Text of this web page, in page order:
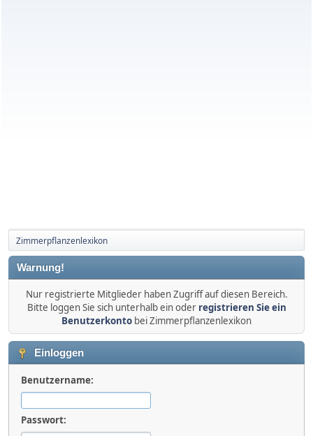
Zimmerpflanzenlexikon
Warnung!
Nur registrierte Mitglieder haben Zugriff auf diesen Bereich.
Bitte loggen Sie sich unterhalb ein oder registrieren Sie ein
Benutzerkonto bei Zimmerpflanzenlexikon
Einloggen
Benutzername:
Passwort: